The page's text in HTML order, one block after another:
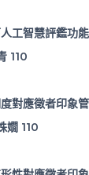
工智慧評鑑功
110
對應徵者印象
嫺 110